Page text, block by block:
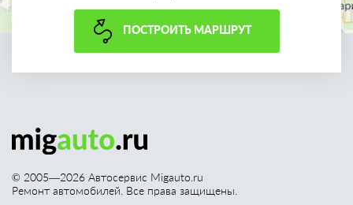
ПОСТРОИТЬ МАРШРУТ
© 2005—2026 Автосервис Migauto.ru
Ремонт автомобилей. Все права защищены.